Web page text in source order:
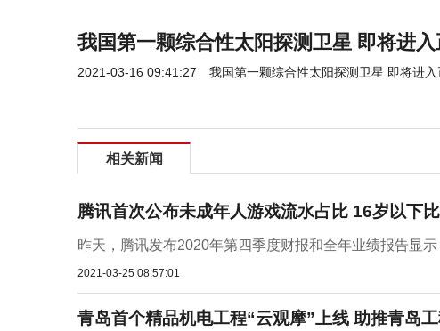
我国第一颗综合性太阳探测卫星 即将进
2021-03-16 09:41:27 我国第一颗综合性太阳探测卫星 即将进
相关新闻
腾讯首次公布未成年人游戏流水占比 16岁以下
昨天，腾讯发布2020年第四季度财报和全年业绩报告显
2021-03-25 08:57:01
青岛首个精品机电工程“云观摩”上线 助推青岛